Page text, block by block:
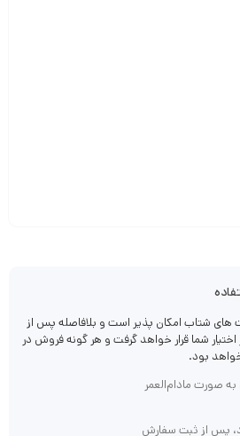
شتاب امکان پذیر است و بلافاصله پس از
شما قرار خواهد گرفت و هر گونه فروش در
بود.
صورت مادام‌العمر
پس از ثبت سفارش